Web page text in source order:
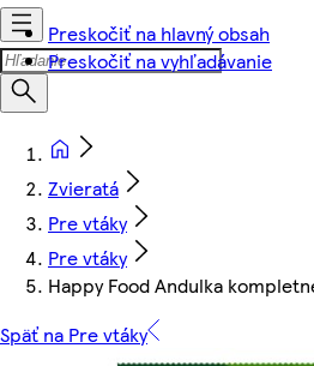
Preskočiť na hlavný obsah
Preskočiť na vyhľadávanie
Zvieratá
Pre vtáky
Pre vtáky
Happy Food Andulka
Späť na Pre vtáky